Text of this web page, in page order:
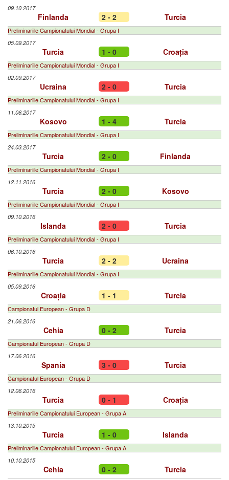
09.10.2017
Finlanda 2 - 2 Turcia
Preliminariile Campionatului Mondial - Grupa I
05.09.2017
Turcia 1 - 0 Croația
Preliminariile Campionatului Mondial - Grupa I
02.09.2017
Ucraina 2 - 0 Turcia
Preliminariile Campionatului Mondial - Grupa I
11.06.2017
Kosovo 1 - 4 Turcia
Preliminariile Campionatului Mondial - Grupa I
24.03.2017
Turcia 2 - 0 Finlanda
Preliminariile Campionatului Mondial - Grupa I
12.11.2016
Turcia 2 - 0 Kosovo
Preliminariile Campionatului Mondial - Grupa I
09.10.2016
Islanda 2 - 0 Turcia
Preliminariile Campionatului Mondial - Grupa I
06.10.2016
Turcia 2 - 2 Ucraina
Preliminariile Campionatului Mondial - Grupa I
05.09.2016
Croația 1 - 1 Turcia
Campionatul European - Grupa D
21.06.2016
Cehia 0 - 2 Turcia
Campionatul European - Grupa D
17.06.2016
Spania 3 - 0 Turcia
Campionatul European - Grupa D
12.06.2016
Turcia 0 - 1 Croația
Preliminariile Campionatului European - Grupa A
13.10.2015
Turcia 1 - 0 Islanda
Preliminariile Campionatului European - Grupa A
10.10.2015
Cehia 0 - 2 Turcia